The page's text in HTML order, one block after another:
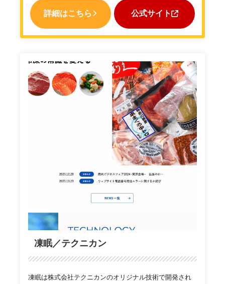
詳細はこちら 公式サイト
凍眠／テクニカン
凍眠は株式会社テクニカンのオリジナル技術で開発され